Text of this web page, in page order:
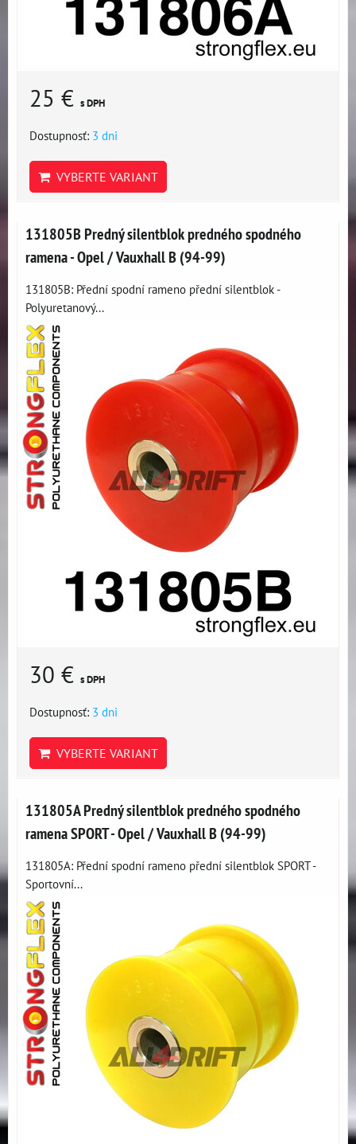
25 € s DPH
Dostupnosť: 3 dni
VYBERTE VARIANT
131805B Predný silentblok predného spodného
ramena - Opel / Vauxhall B (94-99)
131805B: Přední spodní rameno přední silentblok -
Polyuretanový...
30 € s DPH
Dostupnosť: 3 dni
VYBERTE VARIANT
131805A Predný silentblok predného spodného
ramena SPORT - Opel / Vauxhall B (94-99)
131805A: Přední spodní rameno přední silentblok SPORT -
Sportovní...